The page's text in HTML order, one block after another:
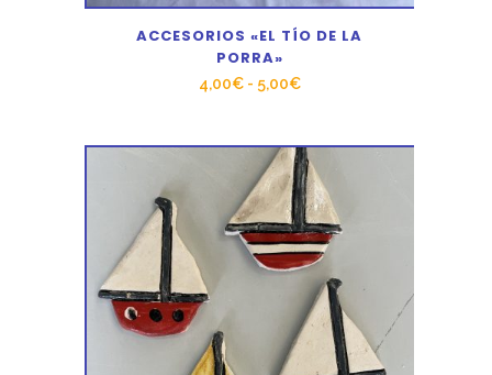
ACCESORIOS «EL TÍO DE LA
PORRA»
4,00€ - 5,00€Rango
desde
4,00€
hasta
5,00€